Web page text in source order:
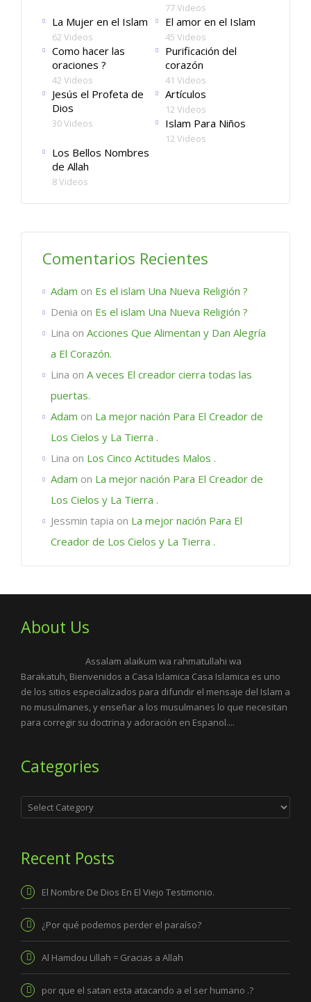
77 Videos
La Mujer en el Islam
62 Videos
El amor en el Islam
45 Videos
Como hacer las
oraciones ?
42 Videos
Purificación del
corazón
41 Videos
Jesús el Profeta de
Dios
30 Videos
Artículos
12 Videos
Islam Para Niños
12 Videos
Los Bellos Nombres
de Allah
8 Videos
Comentarios Recientes
Adam on Es el islam Una Nueva Religión ?
Denia on Es el islam Una Nueva Religión ?
Lina on Acciones Que Alimentan y Dan Alegría
a El Corazón.
Lina on A veces El creador cierra todas las
puertas.
Adam on La mejor nación Para El Creador de
Los Cielos y La Tierra .
Lina on Los Cinco Actitudes Malos .
Adam on La mejor nación Para El Creador de
Los Cielos y La Tierra .
Jessmin tapia on La mejor nación Para El
Creador de Los Cielos y La Tierra .
About Us
Assalam alaikum wa rahmatullahi wa
Barakatuh, Bienvenidos a Casa Islamica Casa Islamica es uno
de los sitios especializados para difundir el mensaje del Islam a
no musulmanes, y enseñar a los musulmanes lo que necesitan
para corregir su doctrina y adoración en Espanol....
Categories
Categories
Recent Posts
El Nombre De Dios En El Viejo Testimonio.
¿Por qué podemos perder el paraíso?
Al Hamdou Lillah = Gracias a Allah
por que el satan esta atacando a el ser humano .?